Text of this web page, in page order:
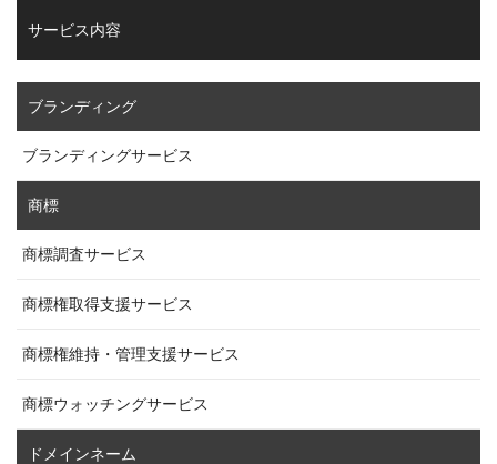
サービス内容
ブランディング
ブランディングサービス
商標
商標調査サービス
商標権取得支援サービス
商標権維持・管理支援サービス
商標ウォッチングサービス
ドメインネーム